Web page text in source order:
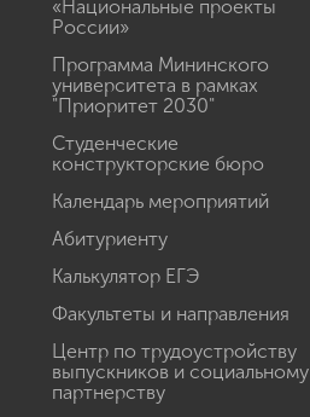
«Национальные проекты
России»
Программа Мининского
университета в рамках
"Приоритет 2030"
Студенческие
конструкторские бюро
Календарь мероприятий
Абитуриенту
Калькулятор ЕГЭ
Факультеты и направления
Центр по трудоустройству
выпускников и социальному
партнерству